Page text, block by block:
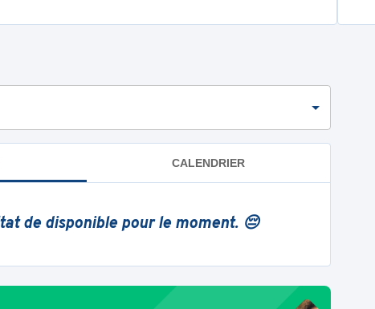
CALENDRIER
de disponible pour le moment. 😔